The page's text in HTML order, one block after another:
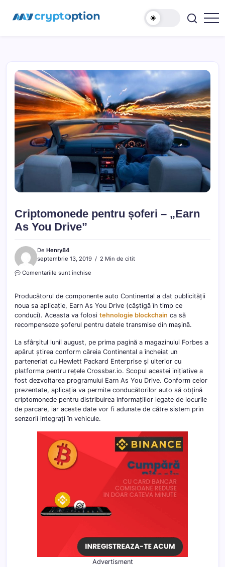
MyCryptOption
Criptomonede pentru șoferi – „Earn
As You Drive”
De Henry84
septembrie 13, 2019
2 Min de citit
Comentariile sunt închise
șoferi
–
„Earn
As
Drive”
Producătorul de componente auto Continental a dat publicității
noua sa aplicație, Earn As You Drive (câștigă în timp ce
conduci). Aceasta va folosi tehnologie blockchain ca să
recompenseze șoferul pentru datele transmise din mașină.
La sfârșitul lunii august, pe prima pagină a magazinului Forbes a
apărut știrea conform căreia Continental a încheiat un
parteneriat cu Hewlett Packard Enterprise și ulterior cu
platforma pentru rețele Crossbar.io. Scopul acestei inițiative a
fost dezvoltarea programului Earn As You Drive. Conform celor
prezentate, aplicația va permite conducătorilor auto să obțină
criptomonede pentru distribuirea informațiilor legate de locurile
de parcare, iar aceste date vor fi adunate de către sistem prin
senzorii integrați în vehicule.
Advertisment